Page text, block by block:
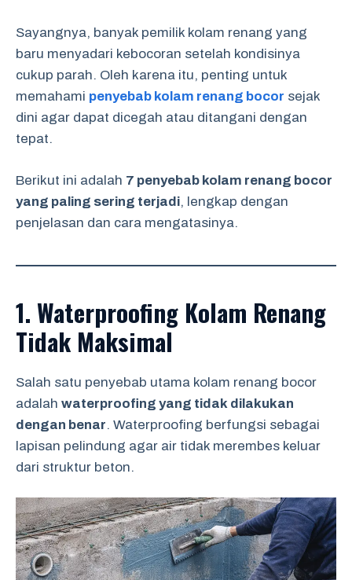
Sayangnya, banyak pemilik kolam renang yang
baru menyadari kebocoran setelah kondisinya
cukup parah. Oleh karena itu, penting untuk
memahami penyebab kolam renang bocor sejak
dini agar dapat dicegah atau ditangani dengan
tepat.
Berikut ini adalah 7 penyebab kolam renang bocor
yang paling sering terjadi, lengkap dengan
penjelasan dan cara mengatasinya.
1. Waterproofing Kolam Renang
Tidak Maksimal
Salah satu penyebab utama kolam renang bocor
adalah waterproofing yang tidak dilakukan
dengan benar. Waterproofing berfungsi sebagai
lapisan pelindung agar air tidak merembes keluar
dari struktur beton.